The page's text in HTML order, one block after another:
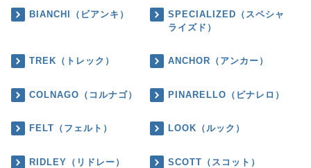
BIANCHI（ビアンキ）
SPECIALIZED（スペシャ
ライズド）
TREK（トレック） ANCHOR（アンカー）
COLNAGO（コルナゴ） PINARELLO（ピナレロ）
FELT（フェルト） LOOK（ルック）
RIDLEY（リドレー） SCOTT（スコット）